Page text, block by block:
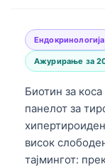
Ендокринологија
Ажурирање за
Биотин за
панелот за
висок
тајмингот: